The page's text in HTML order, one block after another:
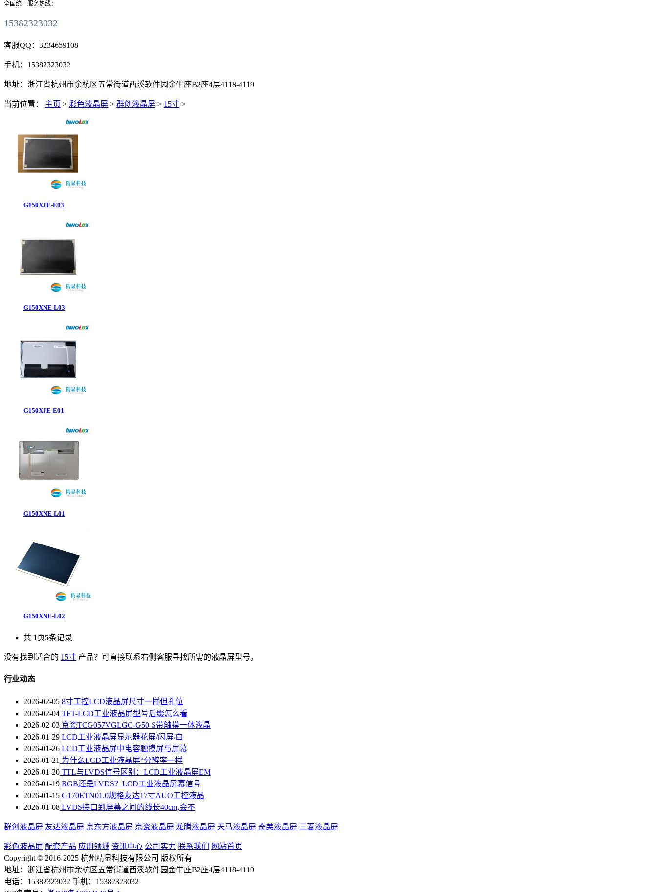
全国统一服务热线：
15382323032
客服QQ： 3234659108
手机： 15382323032
地址： 浙江省杭州市余杭区五常街道西溪软件园金牛座B2座4层4118-4119
当前位置： 主页 > 彩色液晶屏 > 群创液晶屏 > 15寸 >
G150XJE-E03
G150XNE-L03
G150XJE-E01
G150XNE-L01
G150XNE-L02
共 1页5条记录
没有找到适合的 15寸 产品？可直接联系右侧客服寻找所需的液晶屏型号。
行业动态
2026-02-05 8寸工控LCD液晶屏尺寸一样但孔位
2026-02-04 TFT-LCD工业液晶屏型号后缀怎么看
2026-02-03 京瓷TCG057VGLGC-G50-S带触摸一体液晶
2026-01-29 LCD工业液晶屏显示器花屏/闪屏/白
2026-01-26 LCD工业液晶屏中电容触摸屏与屏幕
2026-01-21 为什么LCD工业液晶屏“分辨率一样
2026-01-20 TTL与LVDS信号区别：LCD工业液晶屏EM
2026-01-19 RGB还是LVDS？LCD工业液晶屏幕信号
2026-01-15 G170ETN01.0规格友达17寸AUO工控液晶
2026-01-08 LVDS接口到屏幕之间的线长40cm,会不
群创液晶屏 友达液晶屏 京东方液晶屏 京瓷液晶屏 龙腾液晶屏 天马液晶屏 奇美液晶屏 三菱液晶屏
彩色液晶屏 配套产品 应用领域 资讯中心 公司实力 联系我们
网站首页
Copyright © 2016-2025 杭州精显科技有限公司 版权所有
地址：浙江省杭州市余杭区五常街道西溪软件园金牛座B2座4层4118-4119
电话：15382323032 手机：15382323032